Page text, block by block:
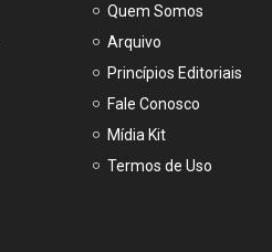
Quem Somos
Arquivo
Princípios Editoriais
Fale Conosco
Mídia Kit
Termos de Uso